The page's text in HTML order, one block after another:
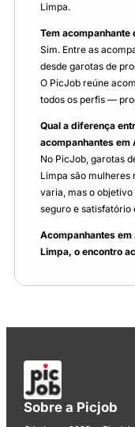
Limpa.
Tem acompanhante
Sim. Entre as
desde garotas de
O PicJob reúne
todos os perfis —
Qual a diferença
acompanhantes em
No PicJob, garotas
Limpa são
varia, mas o
seguro e satisfatório
Acompanhantes em
Limpa, o encontro
Sobre a Picjob